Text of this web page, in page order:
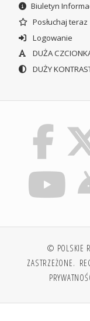
Biuletyn
Posłuchaj teraz
Logowanie
DUŻA
DUŻY
© POLSKIE
ZASTRZEŻONE.